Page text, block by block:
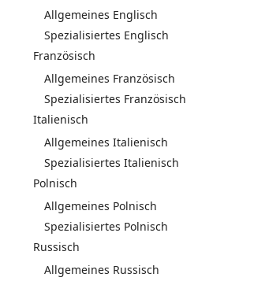
Allgemeines Englisch
Spezialisiertes Englisch
Französisch
Allgemeines Französisch
Spezialisiertes Französisch
Italienisch
Allgemeines Italienisch
Spezialisiertes Italienisch
Polnisch
Allgemeines Polnisch
Spezialisiertes Polnisch
Russisch
Allgemeines Russisch